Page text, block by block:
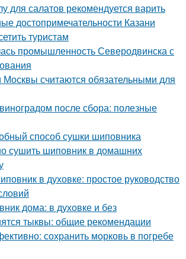
для салатов рекомендуется варить
достопримечательности Казани
туристам
промышленность Северодвинска с
Москвы считаются обязательными для
после сбора: полезные
способ сушки шиповника
сушить шиповник в домашних
в духовке: простое руководство
дома: в духовке и без
тыквы: общие рекомендации
сохранить морковь в погребе